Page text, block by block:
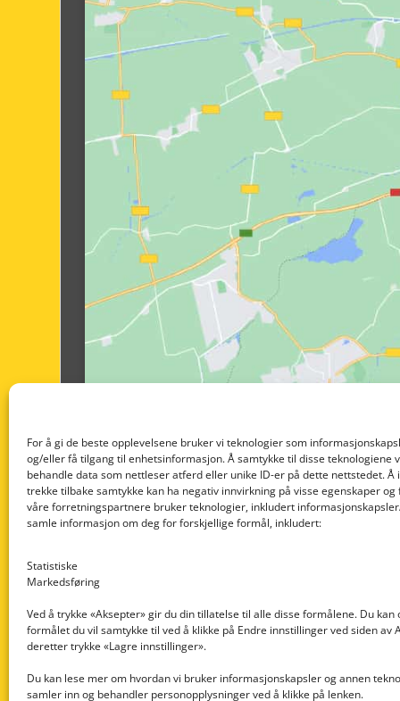
For å gi de beste opplevelsene bruker vi teknologier som
og/eller få tilgang til enhetsinformasjon. Å samtykke til disse teknologiene
behandle data som nettleser atferd eller unike ID-er på dette nettstedet. Å
trekke tilbake samtykke kan ha negativ innvirkning på visse egenskaper og
våre forretningspartnere bruker teknologier, inkludert
samle informasjon om deg for forskjellige formål, inkludert:
Statistiske
Markedsføring
Ved å trykke «Aksepter» gir du din tillatelse til alle disse formålene. Du kan
formålet du vil samtykke til ved å klikke på Endre innstillinger ved siden av
deretter trykke «Lagre innstillinger».
Du kan lese mer om hvordan vi bruker informasjonskapsler og annen
samler inn og behandler personopplysninger ved å klikke på lenken.
Nedre Nøttveit 60, 5238 Rådal
Email: post@dekkogdeler.com